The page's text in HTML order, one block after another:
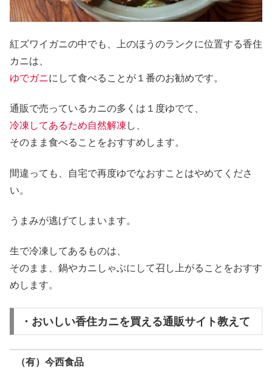
紅ズワイガニの中でも、上のほうのランクに位置する香住
カニは、
ゆでガニにして食べることが１番のお勧めです。
通販で売っているカニの多くは１度ゆでて、
冷凍してあるため自然解凍 し、
そのまま食べることをおすすめします。
間違っても、自宅で再度ゆでなおすことはやめてくださ
い。
うまみが逃げてしまいます。
生で冷凍してあるものは、
そのまま、 鍋やカニしゃぶにして召し上がることをおすす
めします。
・おいしい香住カニを買える通販サイト教えて
（有）今西食品